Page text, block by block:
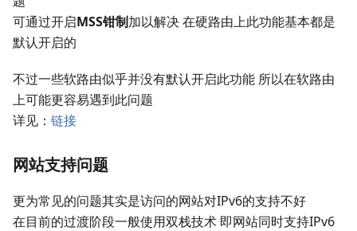
可通过开启MSS钳制加以解决 在硬路由上此功能基本都是
默认开启的
不过一些软路由似乎并没有默认开启此功能 所以在软路由
上可能更容易遇到此问题
详见： 链接
网站支持问题
更为常见的问题其实是访问的网站对IPv6的支持不好
在目前的过渡阶段一般使用双栈技术 即网站同时支持IPv6